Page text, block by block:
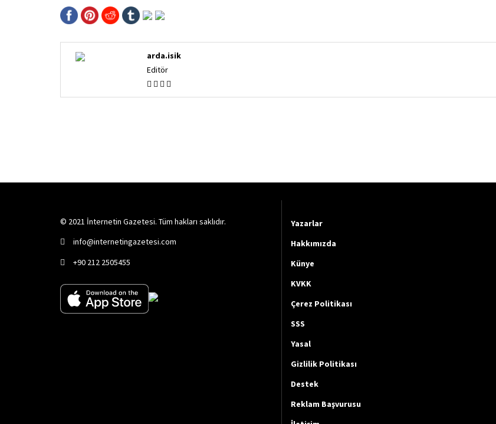
arda.isik
Editör
© 2021 İnternetin Gazetesi. Tüm hakları saklıdır.
info@internetingazetesi.com
+90 212 2505455
Yazarlar
Hakkımızda
Künye
KVKK
Çerez Politikası
SSS
Yasal
Gizlilik Politikası
Destek
Reklam Başvurusu